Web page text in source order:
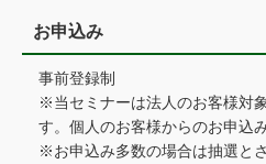
お申込み
事前登録制
※当セミナーは法人のお客様対
す。個人のお客様からのお申込
※お申込み多数の場合は抽選と